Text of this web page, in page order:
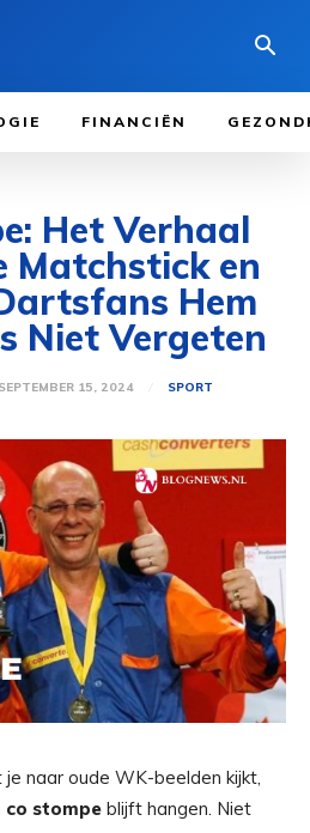
FINANCIËN
Het Verhaal
Matchstick en
Hem
Niet Vergeten
SEPTEMBER 15, 2024 SPORT
naar oude WK-beelden kijkt,
co stompe blijft hangen. Niet